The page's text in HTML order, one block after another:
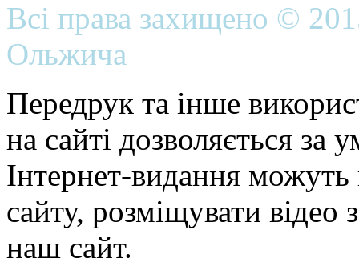
Всі права захищено ©
Ольжича
Передрук та інше
на сайті дозволяється
Інтернет-видання можуть
сайту, розміщувати відео
наш сайт.